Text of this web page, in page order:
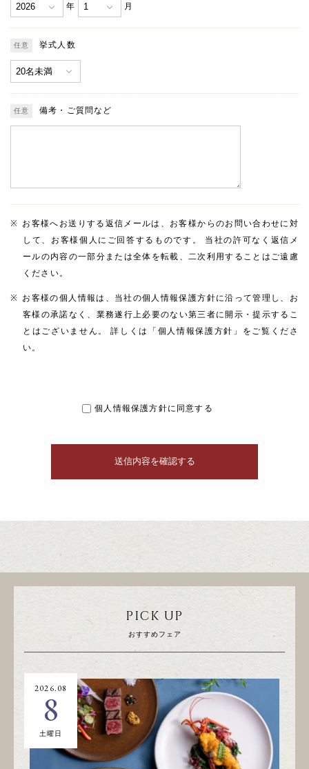
年 月
挙式人数
備考・ご質問など
お客様へお送りする返信メールは、お客様からのお問い合わせに対
して、お客様個人にご回答するものです。 当社の許可なく返信メ
ールの内容の一部分または全体を転載、二次利用することはご遠慮
ください。
お客様の個人情報は、当社の個人情報保護方針に沿って管理し、お
客様の承諾なく、業務遂行上必要のない第三者に開示・提示するこ
とはございません。 詳しくは「個人情報保護方針」をご覧くださ
い。
個人情報保護方針に同意する
PICK UP
おすすめフェア
2026.08
8
土曜日